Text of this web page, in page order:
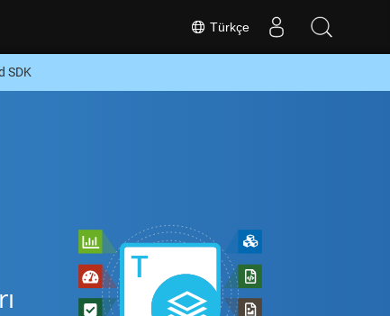
Türkçe
SDK